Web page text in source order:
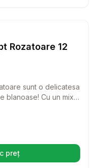
Hrana Rozatoare
Rozatoare 12
sunt o delicatesa
blanoase! Cu un mix
preț într-o filă nouă)